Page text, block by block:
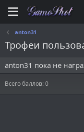
anton31
Трофеи
anton31 пока не
Всего баллов: 0